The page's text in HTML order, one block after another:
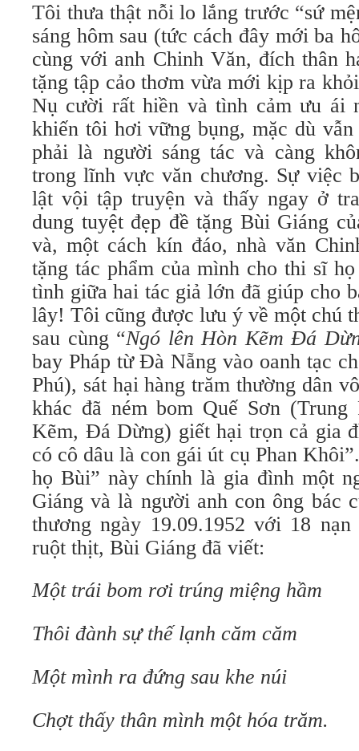
Tôi thưa thật nỗi lo lắng trước “sứ
sáng hôm sau (tức cách đây mới ba
cùng với anh Chinh Văn, đích thân
tặng tập cảo thơm vừa mới kịp ra
Nụ cười rất hiền và tình cảm ưu ái
khiến tôi hơi vững bụng, mặc dù
phải là người sáng tác và càng
trong lĩnh vực văn chương. Sự việc
lật vội tập truyện và thấy ngay ở
dung tuyệt đẹp đề tặng Bùi Giáng
và, một cách kín đáo, nhà văn
tặng tác phẩm của mình cho thi sĩ
tình giữa hai tác giả lớn đã giúp cho
lây! Tôi cũng được lưu ý về một chú
sau cùng “Ngó lên Hòn Kẽm Đá
bay Pháp từ Đà Nẵng vào oanh tạc
Phú), sát hại hàng trăm thường dân
khác đã ném bom Quế Sơn
Kẽm, Đá Dừng) giết hại trọn cả gia
có cô dâu là con gái út cụ Phan
họ Bùi” này chính là gia đình một
Giáng và là người anh con ông bác
thương ngày 19.09.1952 với 18
ruột thịt, Bùi Giáng đã viết:
Một trái bom rơi trúng miệng hầm
Thôi đành sự thế lạnh căm căm
Một mình ra đứng sau khe núi
Chợt thấy thân mình một hóa trăm.